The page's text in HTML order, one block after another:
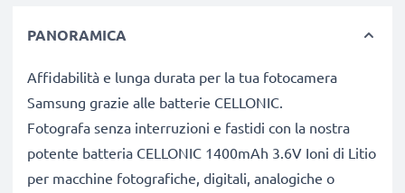
PANORAMICA
Affidabilità e lunga durata per la tua fotocamera
Samsung grazie alle batterie CELLONIC.
Fotografa senza interruzioni e fastidi con la nostra
potente batteria CELLONIC 1400mAh 3.6V Ioni di Litio
per macchine fotografiche, digitali, analogiche o